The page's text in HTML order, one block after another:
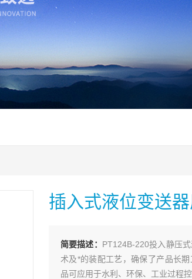
插入式液位变送
简要描述： PT124B-220投入静压
术及*的装配工艺，确保了产品长
品可应用于水利、环保、工业过程